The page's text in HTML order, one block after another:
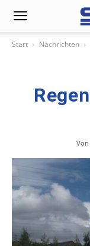
Start Nachrichten
Von